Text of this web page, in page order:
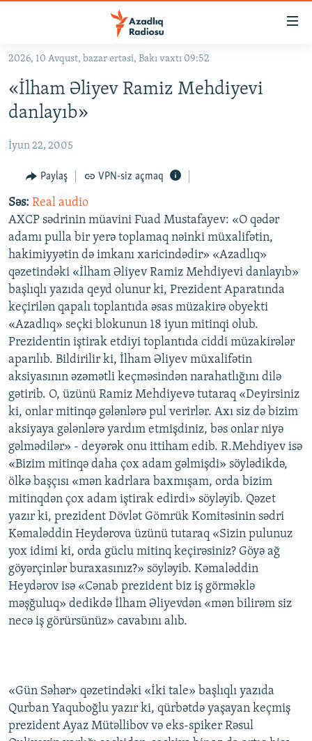
Əsas
qayıt
Əsas
naviqasiyaya
qayıt
KORRUPSIOMETR
#ƏSLINDƏ
FƏRQƏ BAX
QANUNI DOĞRU
ARAŞDIRMA
MULTIMEDIA
VIDEO
FOTOQALEREYA
İNFOQRAFIKA
KARIKATURA
RADIO ARXIV
OXU ZALI
AZƏRBAYCAN ƏDƏBIYYATI KITABXANASI
İSLAM VƏ DEMOKRATIYA
İZ - MƏDƏNIYYƏT PROQRAMI
HAQQIMIZDA
MISSIYAMIZ
PEŞƏ ETIKASI VƏ JURNALISTIKA STANDARTLARIMIZ
MATERIALLARIMIZDAN ISTIFADƏ
AZADLIQRADIOSU MOBIL TELEFONUNUZDA
BIZIMLƏ ƏLAQƏ
XƏBƏR BÜLLETENLƏRIMIZ
BIZI IZLƏ
RFE/RL-in bütün saytları
2026, 10 Avqust, bazar ertəsi, Bakı vaxtı 09:52
«İlham Əliyev Ramiz Mehdiyevi
danlayıb»
İyun 22, 2005
Paylaş VPN-siz açmaq
Səs: Real audio
AXCP sədrinin müavini Fuad Mustafayev: «O qədər
adamı pulla bir yerə toplamaq nəinki müxalifətin,
hakimiyyətin də imkanı xaricindədir» «Azadlıq»
qəzetindəki «İlham Əliyev Ramiz Mehdiyevi danlayıb»
başlıqlı yazıda qeyd olunur ki, Prezident Aparatında
keçirilən qapalı toplantıda əsas müzakirə obyekti
«Azadlıq» seçki blokunun 18 iyun mitinqi olub.
Prezidentin iştirak etdiyi toplantıda ciddi müzakirələr
aparılıb. Bildirilir ki, İlham Əliyev müxalifətin
aksiyasının əzəmətli keçməsindən narahatlığını dilə
gətirib. O, üzünü Ramiz Mehdiyevə tutaraq «Deyirsiniz
ki, onlar mitinqə gələnlərə pul verirlər. Axı siz də bizim
aksiyaya gələnlərə yardım etmişdiniz, bəs onlar niyə
gəlmədilər» - deyərək onu ittiham edib. R.Mehdiyev isə
«Bizim mitinqə daha çox adam gəlmişdi» söylədikdə,
ölkə başçısı «mən kadrlara baxmışam, orda bizim
mitinqdən çox adam iştirak edirdi» söyləyib. Qəzet
yazır ki, prezident Dövlət Gömrük Komitəsinin sədri
Kəmaləddin Heydərova üzünü tutaraq «Sizin pulunuz
yox idimi ki, orda güclu mitinq keçirəsiniz? Göyə ağ
göyərçinlər buraxasınız?» söyləyib. Kəmaləddin
Heydərov isə «Cənab prezident biz iş görməklə
məşğuluq» dedikdə İlham Əliyevdən «mən bilirəm siz
necə iş görürsünüz» cavabını alıb.
«Gün Səhər» qəzetindəki «İki tale» başlıqlı yazıda
Qurban Yaquboğlu yazır ki, qürbətdə yaşayan keçmiş
prezident Ayaz Mütəllibov və eks-spiker Rəsul